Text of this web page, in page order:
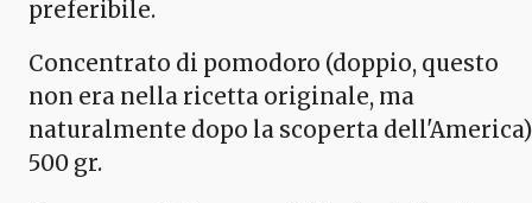
preferibile.
Concentrato di pomodoro (doppio, questo
non era nella ricetta originale, ma
naturalmente dopo la scoperta dell'America)
500 gr.